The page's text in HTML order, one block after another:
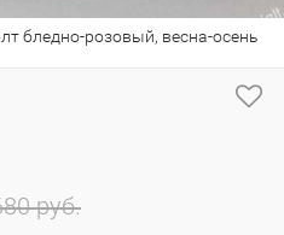
бледно-розовый, весна-осень
руб.